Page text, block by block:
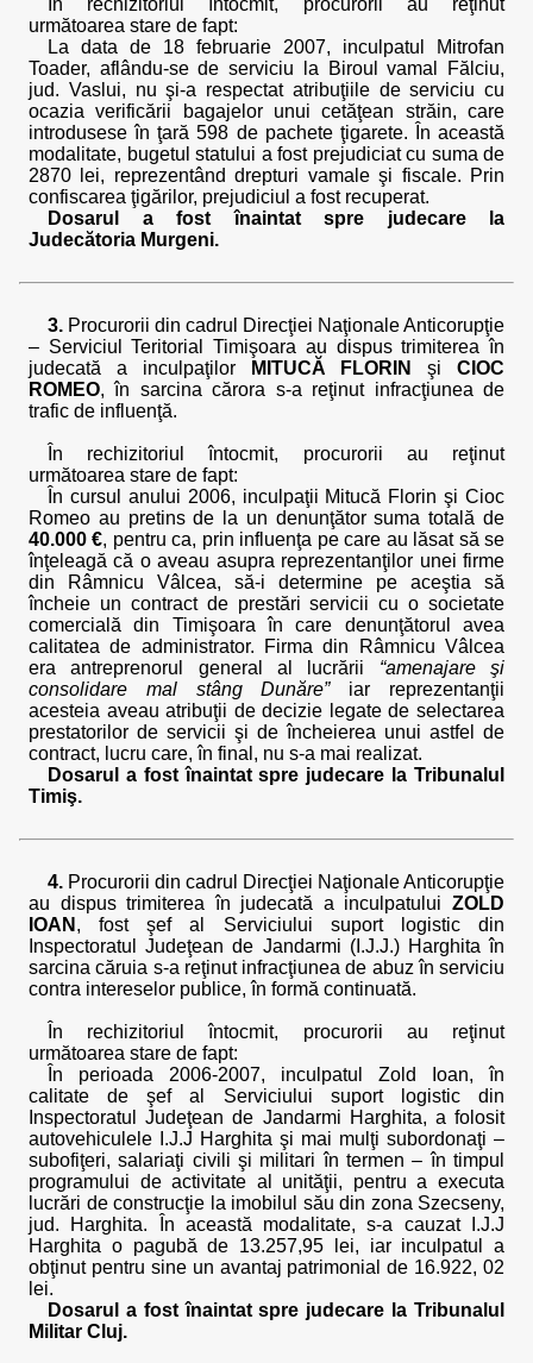
În rechizitoriul întocmit, procurorii au reţinut
următoarea stare de fapt:
La data de 18 februarie 2007, inculpatul Mitrofan
Toader, aflându-se de serviciu la Biroul vamal Fălciu,
jud. Vaslui, nu şi-a respectat atribuţiile de serviciu cu
ocazia verificării bagajelor unui cetăţean străin, care
introdusese în ţară 598 de pachete ţigarete. În această
modalitate, bugetul statului a fost prejudiciat cu suma de
2870 lei, reprezentând drepturi vamale şi fiscale. Prin
confiscarea ţigărilor, prejudiciul a fost recuperat.
Dosarul a fost înaintat spre judecare la
Judecătoria Murgeni.
3. Procurorii din cadrul Direcţiei Naţionale Anticorupţie
– Serviciul Teritorial Timişoara au dispus trimiterea în
judecată a inculpaţilor
MITUCĂ FLORIN şiCIOC
ROMEO, în sarcina cărora s-a reţinut infracţiunea de
trafic de influenţă.
În rechizitoriul întocmit, procurorii au reţinut
următoarea stare de fapt:
În cursul anului 2006, inculpaţii Mitucă Florin şi Cioc
Romeo au pretins de la un denunţător suma totală de
40.000 €, pentru ca, prin influenţa pe care au lăsat să se
înţeleagă că o aveau asupra reprezentanţilor unei firme
din Râmnicu Vâlcea, să-i determine pe aceştia să
încheie un contract de prestări servicii cu o societate
comercială din Timişoara în care denunţătorul avea
calitatea de administrator. Firma din Râmnicu Vâlcea
era antreprenorul general al lucrării “amenajare şi
consolidare mal stâng Dunăre”iar reprezentanţii
acesteia aveau atribuţii de decizie legate de selectarea
prestatorilor de servicii şi de încheierea unui astfel de
contract, lucru care, în final, nu s-a mai realizat.
Dosarul a fost înaintat spre judecare la Tribunalul
Timiş.
4. Procurorii din cadrul Direcţiei Naţionale Anticorupţie
au dispus trimiterea în judecată a inculpatului ZOLD
IOAN , fost şef al Serviciului suport logistic din
Inspectoratul Judeţean de Jandarmi (I.J.J.) Harghita în
sarcina căruia s-a reţinut infracţiunea de abuz în serviciu
contra intereselor publice, în formă continuată.
În rechizitoriul întocmit, procurorii au reţinut
următoarea stare de fapt:
În perioada 2006-2007, inculpatul Zold Ioan, în
calitate de şef al Serviciului suport logistic din
Inspectoratul Judeţean de Jandarmi Harghita, a folosit
autovehiculele I.J.J Harghita şi mai mulţi subordonaţi –
subofiţeri, salariaţi civili şi militari în termen – în timpul
programului de activitate al unităţii, pentru a executa
lucrări de construcţie la imobilul său din zona Szecseny,
jud. Harghita. În această modalitate, s-a cauzat I.J.J
Harghita o pagubă de 13.257,95 lei, iar inculpatul a
obţinut pentru sine un avantaj patrimonial de 16.922, 02
lei.
Dosarul a fost înaintat spre judecare la Tribunalul
Militar Cluj.